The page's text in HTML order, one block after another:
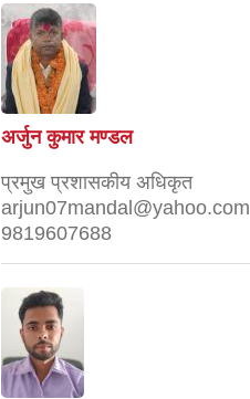
अर्जुन कुमार मण्डल
प्रमुख प्रशासकीय अधिकृत
arjun07mandal@yahoo.com
9819607688